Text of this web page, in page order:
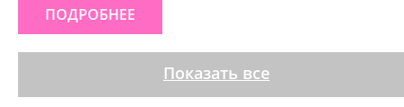
ПОДРОБНЕЕ
Показать все